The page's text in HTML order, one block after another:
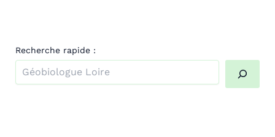
Recherche rapide :